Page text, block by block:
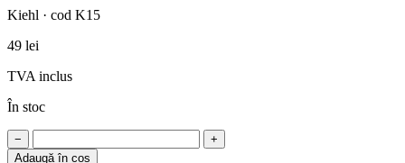
Kiehl · cod K15
49 lei
TVA inclus
În stoc
−
+
Adaugă în coș